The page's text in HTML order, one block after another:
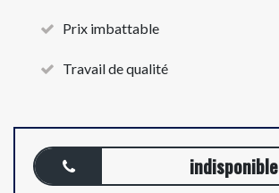
Prix imbattable
Travail de qualité
indisponible